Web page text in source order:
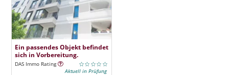
Ein passendes Objekt befindet
sich in Vorbereitung.
DAS Immo Rating
Aktuell in Prüfung